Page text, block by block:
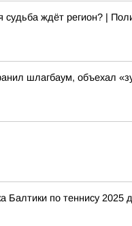
ждёт регион? |
шлагбаум, объехал
Балтики по теннису